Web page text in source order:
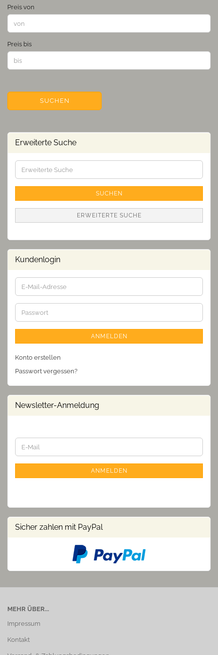
Preis von
Preis bis
SUCHEN
Erweiterte Suche
Erweiterte
Suche
SUCHEN
ERWEITERTE SUCHE
Kundenlogin
E-
Mail-
Adresse
Passwort
ANMELDEN
Konto erstellen
Passwort vergessen?
Newsletter-Anmeldung
WEITER
ZUR
E-
Mail
ANMELDEN
Sicher zahlen mit PayPal
MEHR ÜBER...
Impressum
Kontakt